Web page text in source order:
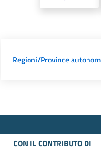
Regioni/Province
CON IL CONTRIBUTO DI